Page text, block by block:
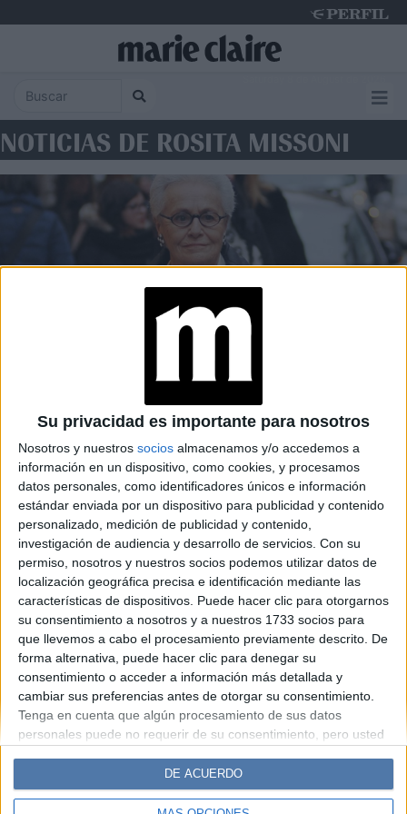
Su privacidad es importante para nosotros
Nosotros y nuestros socios almacenamos y/o accedemos a
información en un dispositivo, como cookies, y procesamos
datos personales, como identificadores únicos e información
estándar enviada por un dispositivo para publicidad y contenido
personalizado, medición de publicidad y contenido,
investigación de audiencia y desarrollo de servicios. Con su
permiso, nosotros y nuestros socios podemos utilizar datos de
localización geográfica precisa e identificación mediante las
características de dispositivos. Puede hacer clic para otorgarnos
su consentimiento a nosotros y a nuestros 1733 socios para
que llevemos a cabo el procesamiento previamente descrito. De
forma alternativa, puede hacer clic para denegar su
consentimiento o acceder a información más detallada y
cambiar sus preferencias antes de otorgar su consentimiento.
Tenga en cuenta que algún procesamiento de sus datos
personales puede no requerir de su consentimiento, pero usted
preferencias se aplicarán solo a este sitio web. Puede cambiar
sus preferencias o retirar su consentimiento en cualquier
momento volviendo a este sitio y haciendo clic en el botón
DE ACUERDO
NOTICIAS DE ROSITA MISSONI
MODA
El mundo de la moda despide
a Rosita Missoni, fundadora
del icónico "made in Italy"
Espacio Publicitario
Diario Perfil Caras Noticias
Fortuna
Hombre
Weekend Parabrisas
Supercampo
Lunateen